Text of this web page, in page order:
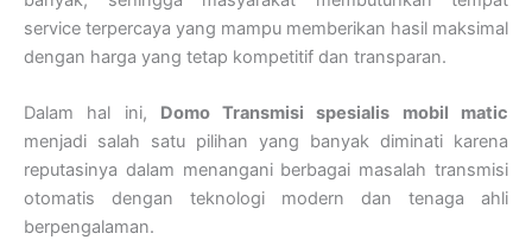
service terpercaya yang mampu memberikan hasil maksimal
dengan harga yang tetap kompetitif dan transparan.
Dalam hal ini, Domo Transmisi spesialis mobil matic
menjadi salah satu pilihan yang banyak diminati karena
reputasinya dalam menangani berbagai masalah transmisi
otomatis dengan teknologi modern dan tenaga ahli
berpengalaman.